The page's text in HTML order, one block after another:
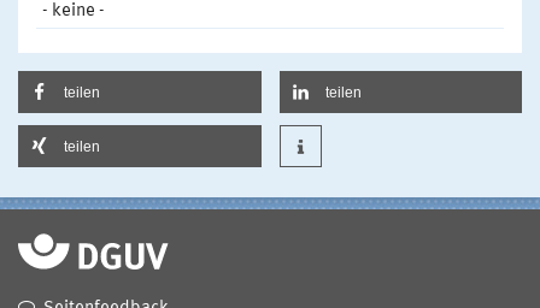
- keine -
teilen teilen
teilen